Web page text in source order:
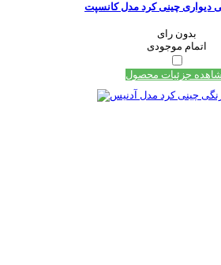
دیواری چینی کرد مدل کانسپت
بدون رای
اتمام موجودی
جزئیات محصول